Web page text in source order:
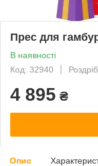
Прес для
В наявності
Код: 32940
Роздріб
4 895 ₴
Опис